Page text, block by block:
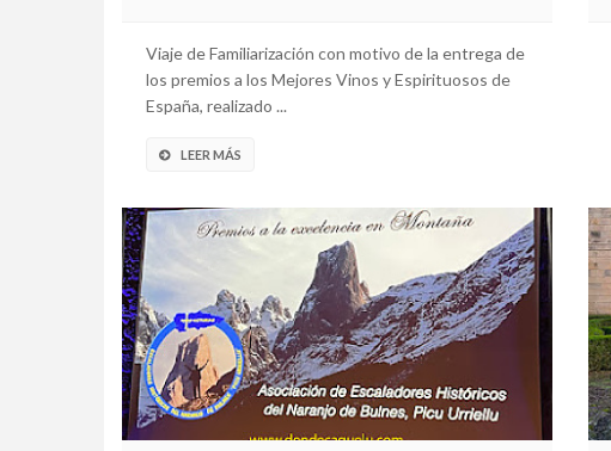
Viaje de Familiarización con motivo de la entrega de
los premios a los Mejores Vinos y Espirituosos de
España, realizado ...
LEER MÁS